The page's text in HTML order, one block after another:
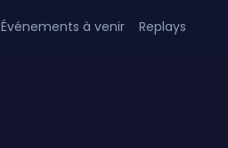
Événements à venir Replays